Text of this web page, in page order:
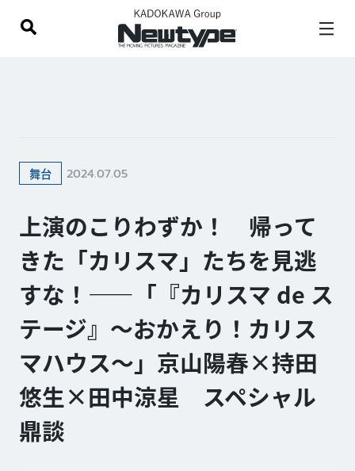
舞台 2024.07.05
上演のこりわずか！ 帰って
きた「カリスマ」たちを見逃
すな！——「『カリスマ de ス
テージ』〜おかえり！カリス
マハウス〜」京山陽春×持田
悠生×田中涼星 スペシャル
鼎談